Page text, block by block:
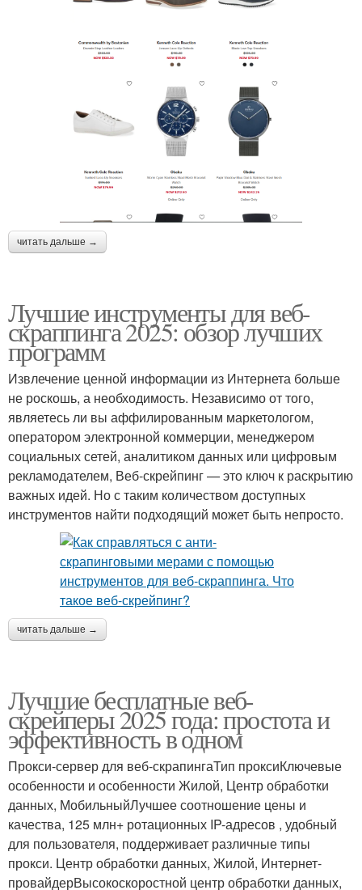
читать дальше →
Лучшие инструменты для веб-
скраппинга 2025: обзор лучших
программ
Извлечение ценной информации из Интернета больше
не роскошь, а необходимость. Независимо от того,
являетесь ли вы аффилированным маркетологом,
оператором электронной коммерции, менеджером
социальных сетей, аналитиком данных или цифровым
рекламодателем, Веб-скрейпинг — это ключ к раскрытию
важных идей. Но с таким количеством доступных
инструментов найти подходящий может быть непросто.
читать дальше →
Лучшие бесплатные веб-
скрейперы 2025 года: простота и
эффективность в одном
Прокси-сервер для веб-скрапингаТип проксиКлючевые
особенности и особенности Жилой, Центр обработки
данных, МобильныйЛучшее соотношение цены и
качества, 125 млн+ ротационных IP-адресов , удобный
для пользователя, поддерживает различные типы
прокси. Центр обработки данных, Жилой, Интернет-
провайдерВысокоскоростной центр обработки данных,